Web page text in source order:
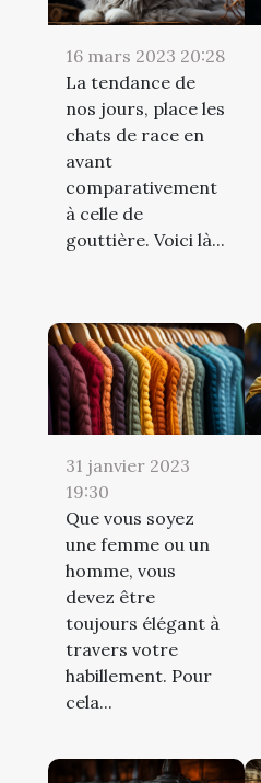
16 mars 2023 20:28
La tendance de
nos jours, place les
chats de race en
avant
comparativement
à celle de
gouttière. Voici là...
31 janvier 2023
19:30
Que vous soyez
une femme ou un
homme, vous
devez être
toujours élégant à
travers votre
habillement. Pour
cela...